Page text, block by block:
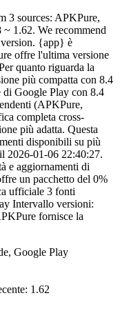
3 sources: APKPure,
1.62. We recommend
{app} è
offre l'ultima versione
quanto riguarda la
più compatta con 8.4
Google Play con 8.4
(APKPure,
completa cross-
più adatta. Questa
disponibili su più
2026-01-06 22:40:27.
e aggiornamenti di
un pacchetto del 0%
ufficiale 3 fonti
Intervallo versioni:
fornisce la
Google Play
1.62